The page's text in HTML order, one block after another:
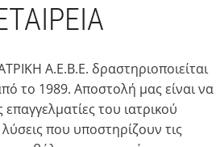
Α.Ε.Β.Ε. δραστηριοποιείται
το 1989. Αποστολή μας είναι να
του ιατρικού
που υποστηρίζουν τις